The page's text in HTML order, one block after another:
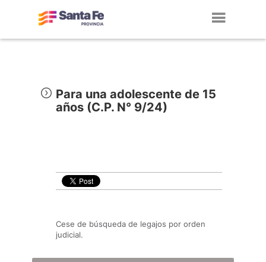
Para una adolescente de 15
años (C.P. N° 9/24)
Cese de búsqueda de legajos por orden
judicial.